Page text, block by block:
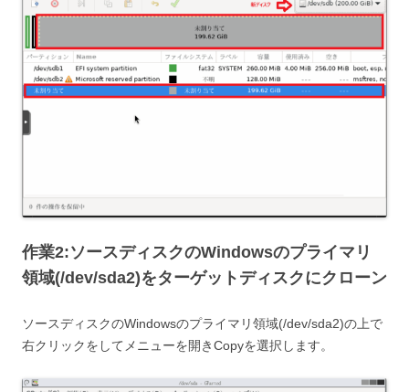
作業2:ソースディスクのWindowsのプライマリ
領域(/dev/sda2)をターゲットディスクにクローン
ソースディスクのWindowsのプライマリ領域(/dev/sda2)の上で
右クリックをしてメニューを開きCopyを選択します。